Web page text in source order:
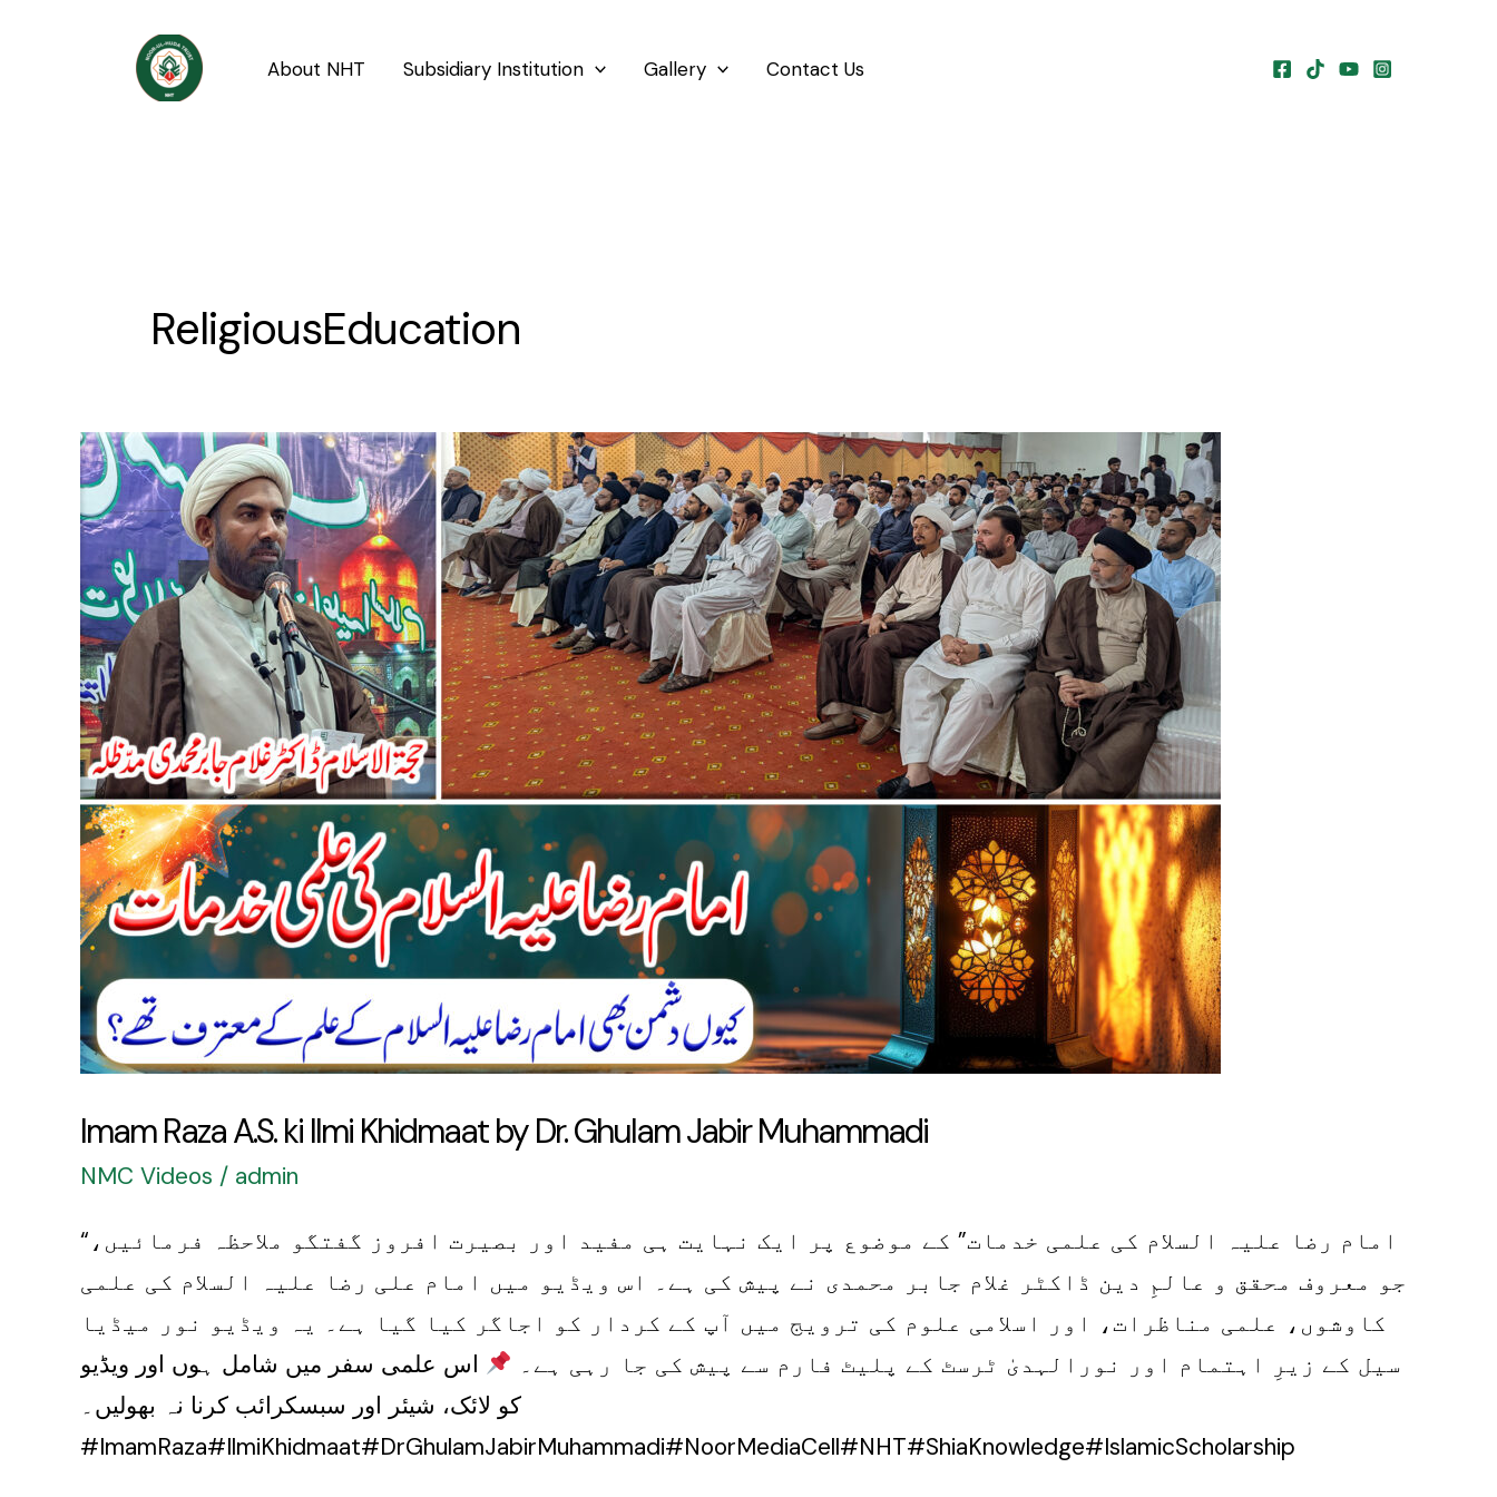
About NHT Subsidiary Institution Gallery Contact Us
ReligiousEducation
Imam Raza A.S. ki Ilmi Khidmaat by Dr. Ghulam Jabir Muhammadi
NMC Videos / admin
“امام رضا علیہ السلام کی علمی خدمات” کے موضوع پر ایک نہایت ہی مفید اور بصیرت افروز گفتگو ملاحظہ فرمائیں،
جو معروف محقق و عالمِ دین ڈاکٹر غلام جابر محمدی نے پیش کی ہے۔ اس ویڈیو میں امام علی رضا علیہ السلام کی علمی
کاوشوں، علمی مناظرات، اور اسلامی علوم کی ترویج میں آپ کے کردار کو اجاگر کیا گیا ہے۔ یہ ویڈیو نور میڈیا
سیل کے زیرِ اہتمام اور نورالہدیٰ ٹرسٹ کے پلیٹ فارم سے پیش کی جا رہی ہے۔
اس علمی سفر میں شامل ہوں اور ویڈیو
کو لائک، شیئر اور سبسکرائب کرنا نہ بھولیں۔
#ImamRaza#IlmiKhidmaat#DrGhulamJabirMuhammadi#NoorMediaCell#NHT#ShiaKnowledge#IslamicScholarship
Imam
Raza
A.S.
ki
Ilmi
Khidmaat
by
Dr.
Ghulam
Jabir
Muhammadi